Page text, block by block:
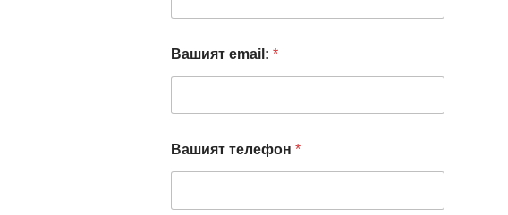
з
а
Вашият email: *
Вашият телефон *